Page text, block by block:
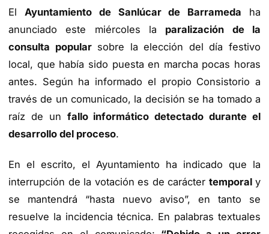
El Ayuntamiento de Sanlúcar de Barrameda ha
anunciado este miércoles la paralización de la
consulta popularsobre la elección del día festivo
local, que había sido puesta en marcha pocas horas
antes. Según ha informado el propio Consistorio a
través de un comunicado, la decisión se ha tomado a
raíz de un fallo informático detectado durante el
desarrollo del proceso.
En el escrito, el Ayuntamiento ha indicado que la
interrupción de la votación es de carácter temporaly
se mantendrá “hasta nuevo aviso”, en tanto se
resuelve la incidencia técnica. En palabras textuales